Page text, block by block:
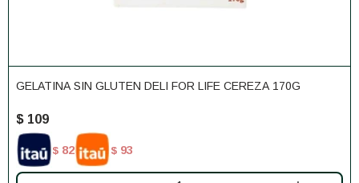
GELATINA SIN GLUTEN DELI FOR LIFE CEREZA 170G
$ 109
$ 82 $ 93